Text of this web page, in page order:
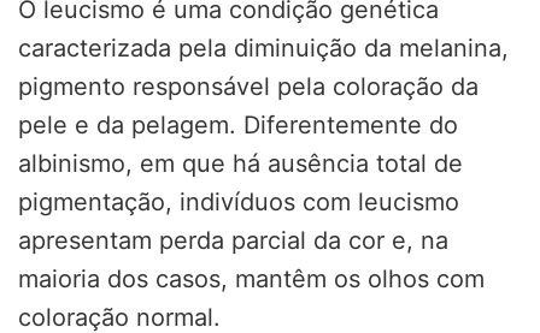
O leucismo é uma condição genética
caracterizada pela diminuição da melanina,
pigmento responsável pela coloração da
pele e da pelagem. Diferentemente do
albinismo, em que há ausência total de
pigmentação, indivíduos com leucismo
apresentam perda parcial da cor e, na
maioria dos casos, mantêm os olhos com
coloração normal.